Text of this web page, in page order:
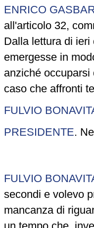
ENRICO
all'articolo 32,
Dalla lettura di
emergesse in
anziché
caso che affronti
FULVIO
PRESIDENTE.
FULVIO
secondi e volevo
mancanza di